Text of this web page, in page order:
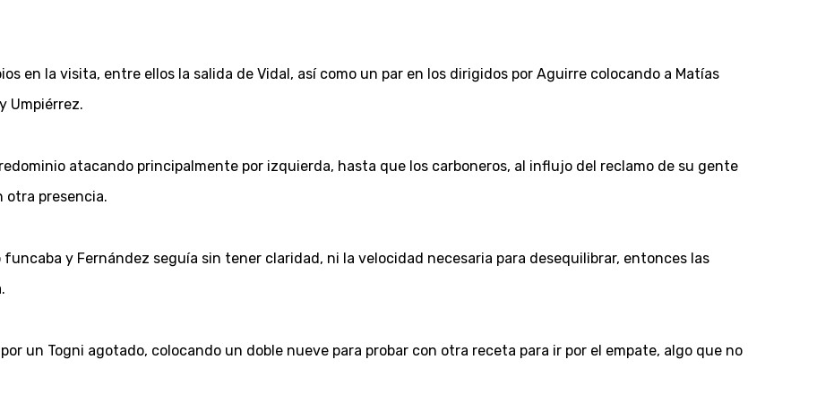
en la visita, entre ellos la salida de Vidal, así como un par en los dirigidos por Aguirre colocando a Matías
Umpiérrez.
atacando principalmente por izquierda, hasta que los carboneros, al influjo del reclamo de su gente
otra presencia.
y Fernández seguía sin tener claridad, ni la velocidad necesaria para desequilibrar, entonces las
un Togni agotado, colocando un doble nueve para probar con otra receta para ir por el empate, algo que no